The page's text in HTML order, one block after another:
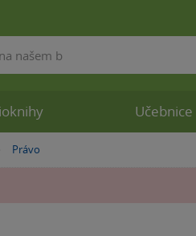
»Právo
Učebnice